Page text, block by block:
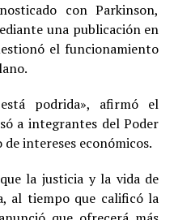
con Parkinson,
una publicación en
el funcionamiento
podrida», afirmó el
a integrantes del Poder
intereses económicos.
la justicia y la vida de
al tiempo que calificó la